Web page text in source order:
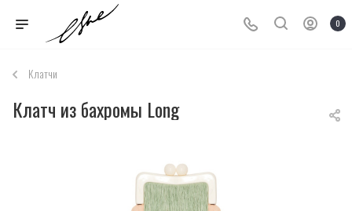
0
Клатчи
Клатч из бахромы Long